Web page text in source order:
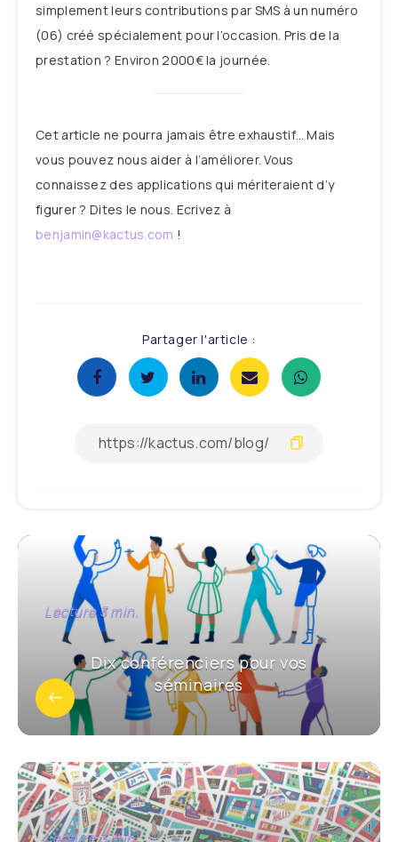
simplement leurs contributions par SMS à un numéro
(06) créé spécialement pour l’occasion. Pris de la
prestation ? Environ 2000€ la journée.
Cet article ne pourra jamais être exhaustif… Mais
vous pouvez nous aider à l’améliorer. Vous
connaissez des applications qui mériteraient d’y
figurer ? Dites le nous. Ecrivez à
benjamin@kactus.com !
Partager l'article :
Dix conférenciers pour vos
séminaires